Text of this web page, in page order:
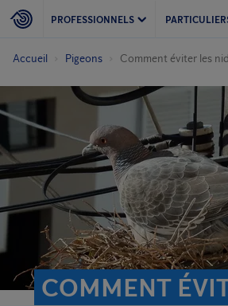
PROFESSIONNELS
Accueil Pigeons Comment éviter les
COMMENT